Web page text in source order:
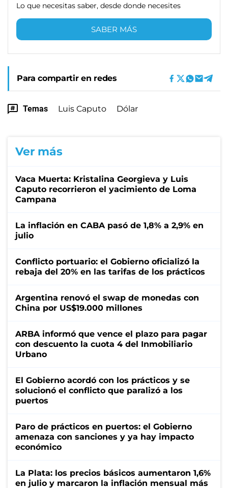
Lo que necesitas saber, desde donde necesites
SABER MÁS
Para compartir en redes
Temas Luis Caputo Dólar
Ver más
Vaca Muerta: Kristalina Georgieva y Luis
Caputo recorrieron el yacimiento de Loma
Campana
La inflación en CABA pasó de 1,8% a 2,9% en
julio
Conflicto portuario: el Gobierno oficializó la
rebaja del 20% en las tarifas de los prácticos
Argentina renovó el swap de monedas con
China por US$19.000 millones
ARBA informó que vence el plazo para pagar
con descuento la cuota 4 del Inmobiliario
Urbano
El Gobierno acordó con los prácticos y se
solucionó el conflicto que paralizó a los
puertos
Paro de prácticos en puertos: el Gobierno
amenaza con sanciones y ya hay impacto
económico
La Plata: los precios básicos aumentaron 1,6%
en julio y marcaron la inflación mensual más